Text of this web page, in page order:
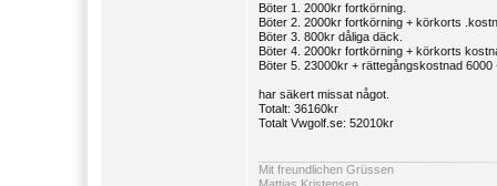
Böter 1. 2000kr fortkörning.
Böter 2. 2000kr fortkörning + körkorts
Böter 3. 800kr dåliga däck.
Böter 4. 2000kr fortkörning + körkorts
Böter 5. 23000kr + rättegångskostnad
har säkert missat något.
Totalt: 36160kr
Totalt Vwgolf.se: 52010kr
Mit freundlichen Grüssen